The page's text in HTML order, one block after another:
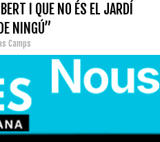
I QUE NO ÉS EL JARDÍ
NINGÚ”
Camps